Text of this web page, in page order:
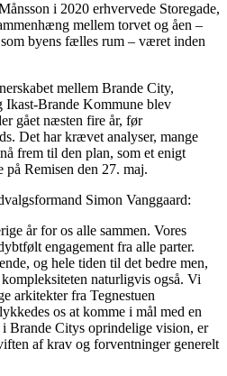
i 2020 erhvervede Storegade,
mellem torvet og åen –
byens fælles rum – været inden
mellem Brande City,
Brande Kommune blev
gået næsten fire år, før
Det har krævet analyser, mange
frem til den plan, som et enigt
på Remisen den 27. maj.
Simon Vanggaard:
år for os alle sammen. Vores
engagement fra alle parter.
og hele tiden til det bedre men,
naturligvis også. Vi
arkitekter fra Tegnestuen
os at komme i mål med en
Brande Citys oprindelige vision, er
af krav og forventninger generelt